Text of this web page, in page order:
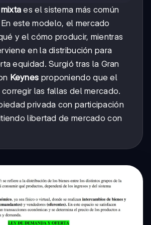
es el sistema más común
este modelo, el mercado
y el cómo producir, mientras
en la distribución para
equidad. Surgió tras la Gran
Keynes proponiendo que el
las fallas del mercado.
privada con participación
libertad de mercado con